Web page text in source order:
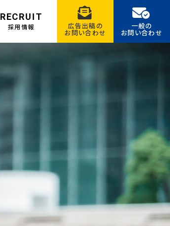
RECRUIT
採用情報
広告出稿の
お問い合わせ
一般の
お問い合わせ